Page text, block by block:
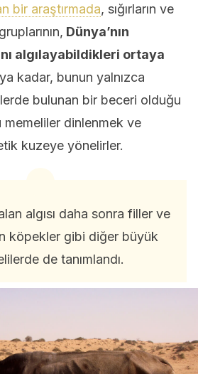
bir araştırmada, sığırların ve
Dünya’nın
algılayabildikleri ortaya
kadar, bunun yalnızca
bulunan bir beceri olduğu
dinlenmek ve
kuzeye yönelirler.
algısı daha sonra filler ve
köpekler gibi diğer büyük
de tanımlandı.